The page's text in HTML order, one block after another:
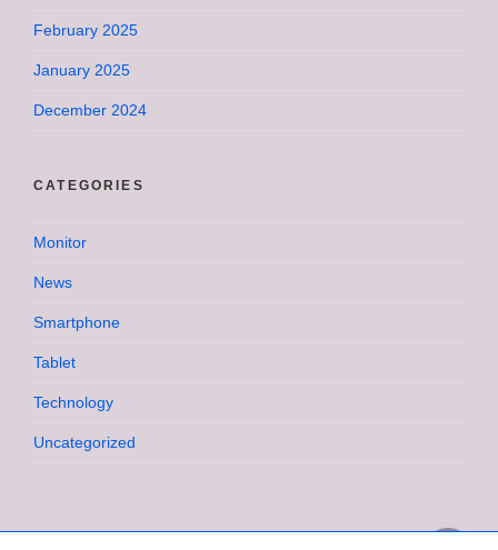
February 2025
January 2025
December 2024
CATEGORIES
Monitor
News
Smartphone
Tablet
Technology
Uncategorized